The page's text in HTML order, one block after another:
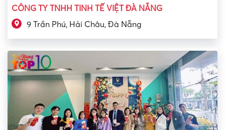
CÔNG TY TNHH TINH TẾ VIỆT ĐÀ NẴNG
9 Trần Phú, Hải Châu, Đà Nẵng